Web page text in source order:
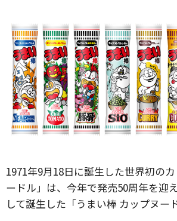
1971年9月18日に誕生した世界初の
ードル」は、今年で発売50周年を迎
して誕生した「うまい棒 カップヌー